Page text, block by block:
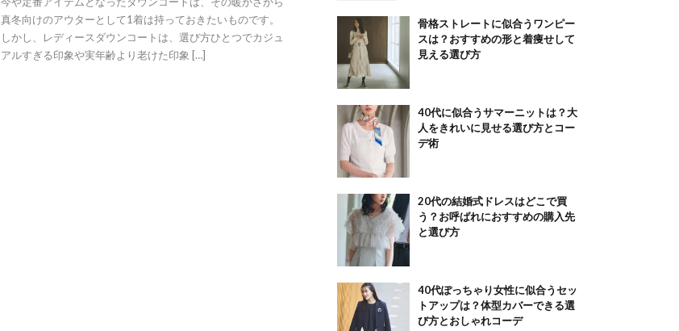
真冬向けのアウターとして1着は持っておきたいものです。
しかし、レディースダウンコートは、選び方ひとつでカジュ
アルすぎる印象や実年齢より老けた印象 […]
骨格ストレートに似合うワンピー
スは？おすすめの形と着痩せして
見える選び方
40代に似合うサマーニットは？大
人をきれいに見せる選び方とコー
デ術
20代の結婚式ドレスはどこで買
う？お呼ばれにおすすめの購入先
と選び方
40代ぽっちゃり女性に似合うセッ
トアップは？体型カバーできる選
び方とおしゃれコーデ